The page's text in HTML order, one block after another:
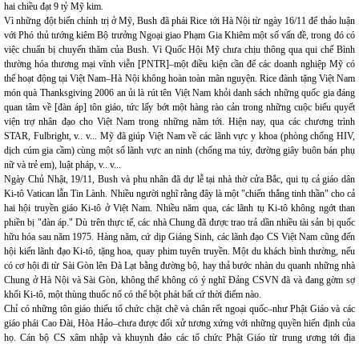
hai chiều đạt 9 tỷ Mỹ kim.
Vì những đột biến chính trị ở Mỹ, Bush đã phái Rice tới Hà Nội từ ngày 16/11 để thảo luận
với Phó thủ tướng kiêm Bộ trưởng Ngoại giao Phạm Gia Khiêm một số vấn đề, trong đó có
việc chuẩn bị chuyến thăm của Bush. Vì Quốc Hội Mỹ chưa chịu thông qua qui chế Bình
thường hóa thương mại vĩnh viễn [PNTR]–một điều kiện cần để các doanh nghiệp Mỹ có
thể hoạt động tại Việt Nam–Hà Nội không hoàn toàn mãn nguyện. Rice đành tặng Việt Nam
món quà Thanksgiving 2006 an ủi là rút tên Việt Nam khỏi danh sách những quốc gia đáng
quan tâm về [đàn áp] tôn giáo, tức lấy bớt một hàng rào cản trong những cuộc biểu quyết
viện trợ nhân đạo cho Việt Nam trong những năm tới. Hiện nay, qua các chương trình
STAR, Fulbright, v.. v... Mỹ đã giúp Việt Nam về các lãnh vực y khoa (phòng chống HIV,
dịch cúm gia cầm) cùng một số lãnh vực an ninh (chống ma túy, đường giây buôn bán phụ
nữ và trẻ em), luật pháp, v.. v...
Ngày Chủ Nhật, 19/11, Bush và phu nhân đã dự lễ tại nhà thờ cửa Bắc, qui tụ cả giáo dân
Ki-tô Vatican lẫn Tin Lành. Nhiều người nghĩ rằng đây là một "chiến thắng tinh thần" cho cả
hai hội truyền giáo Ki-tô ở Việt Nam. Nhiều năm qua, các lãnh tụ Ki-tô không ngớt than
phiền bị "đàn áp." Dù trên thực tế, các nhà Chung đã được trao trả dần nhiều tài sản bị quốc
hữu hóa sau năm 1975. Hàng năm, cứ dịp Giáng Sinh, các lãnh đạo CS Việt Nam cũng đến
hội kiến lãnh đạo Ki-tô, tặng hoa, quay phim tuyên truyền. Một du khách bình thường, nếu
có cơ hội đi từ Sài Gòn lên Đà Lạt bằng đường bộ, hay thả bước nhàn du quanh những nhà
Chung ở Hà Nội và Sài Gòn, không thể không có ý nghĩ Đảng CSVN đã và đang gờm sợ
khối Ki-tô, một thùng thuốc nổ có thể bột phát bất cứ thời điểm nào.
Chỉ có những tôn giáo thiếu tổ chức chặt chẽ và chân rết ngoại quốc–như Phật Giáo và các
giáo phái Cao Đài, Hòa Hảo–chưa được đối xử tương xứng với những quyền hiến định của
họ. Cán bộ CS xâm nhập và khuynh đảo các tổ chức Phật Giáo từ trung ương tới địa